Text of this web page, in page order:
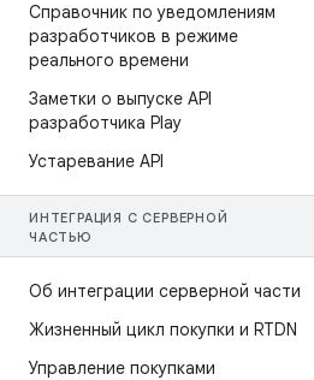
Справочник по уведомлениям
разработчиков в режиме
реального времени
Заметки о выпуске API
разработчика Play
Устаревание API
ИНТЕГРАЦИЯ С СЕРВЕРНОЙ
ЧАСТЬЮ
Об интеграции серверной части
Жизненный цикл покупки и RTDN
Управление покупками